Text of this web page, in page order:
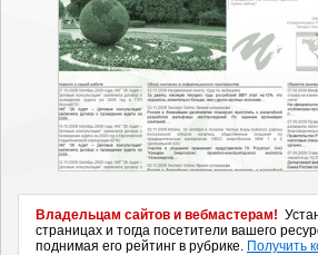
Владельцам сайтов и вебмастерам!
страницах и тогда посетители вашего
поднимая его рейтинг в рубрике. Получить